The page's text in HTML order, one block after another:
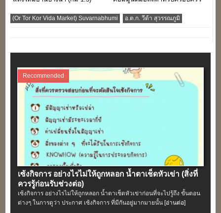
(Or Tor Kor Vida Market) Suvarnabhumi อ.ต.ก. วีด้า สุวรรณภูมิ
Recommended
เซ้งกิจการ อย่างไรไม่ให้ถูกหลอก น้ำตาเช็ดหัวเข่า (สิ่งที่
ควรรู้ก่อนรับช่วงต่อ)
เซ้งกิจการ อย่างไรไม่ให้ถูกหลอก น้ำตาเช็ดหัวเข่าก่อนที่จะไปรู้ถึง ขั้นตอน
ต่างๆ ในการดูว่า ประกาศ เซ้งกิจการ ที่มีกันอยู่มากมายนั้น[อ่านต่อ]